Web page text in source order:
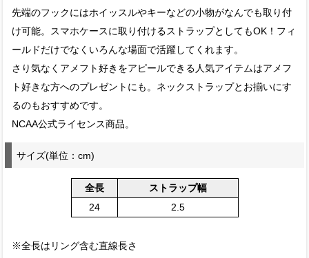
先端のフックにはホイッスルやキーなどの小物がなんでも取り付
け可能。スマホケースに取り付けるストラップとしてもOK！フィ
ールドだけでなくいろんな場面で活躍してくれます。
さり気なくアメフト好きをアピールできる人気アイテムはアメフ
ト好きな方へのプレゼントにも。ネックストラップとお揃いにす
るのもおすすめです。
NCAA公式ライセンス商品。
サイズ(単位：cm)
全長
ストラップ幅
24
2.5
※全長はリング含む直線長さ